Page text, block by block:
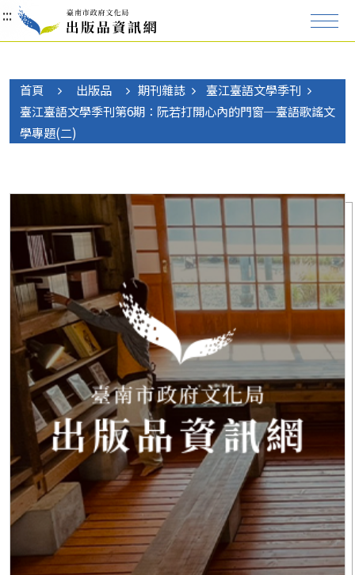
:::
:::
:::
首頁 出版品 期刊雜誌
臺江臺語文學季刊
臺江臺語文學季刊第6期：阮若打開心內的門窗─臺語歌謠文
學專題(二)